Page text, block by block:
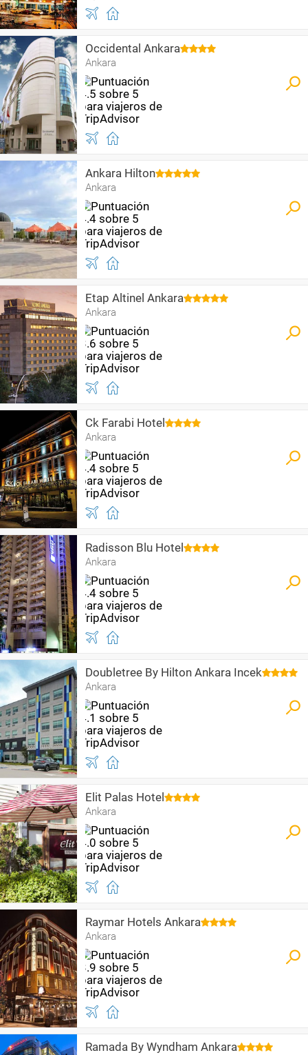
Occidental Ankara
Ankara
Ankara Hilton
Ankara
Etap Altinel Ankara
Ankara
Ck Farabi Hotel
Ankara
Radisson Blu Hotel
Ankara
Doubletree By Hilton Ankara Incek
Ankara
Elit Palas Hotel
Ankara
Raymar Hotels Ankara
Ankara
Ramada By Wyndham Ankara